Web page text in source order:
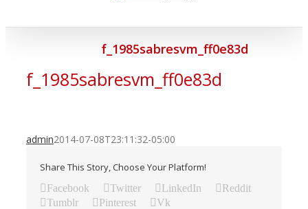
f_1985sabresvm_ff0e83d
f_1985sabresvm_ff0e83d
admin2014-07-08T23:11:32-05:00
Share This Story, Choose Your Platform!
Facebook Twitter LinkedIn
Reddit
Tumblr
Pinterest
Vk